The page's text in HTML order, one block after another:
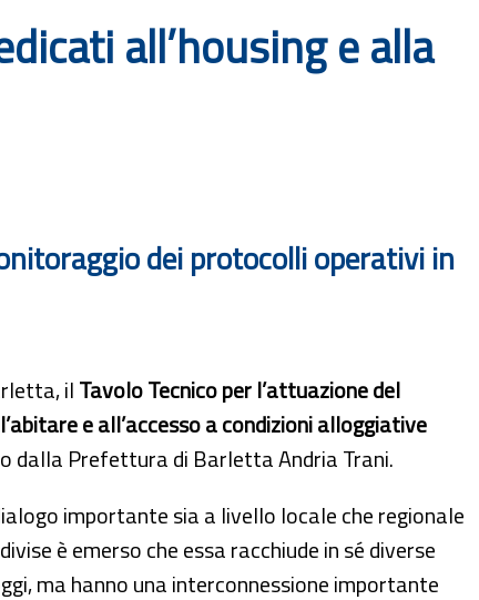
all’housing e alla
dei protocolli operativi in
ilTavolo Tecnico per l’attuazione del
e all’accesso a condizioni alloggiative
dalla Prefettura di Barletta Andria Trani.
importante sia a livello locale che regionale
è emerso che essa racchiude in sé diverse
ma hanno una interconnessione importante